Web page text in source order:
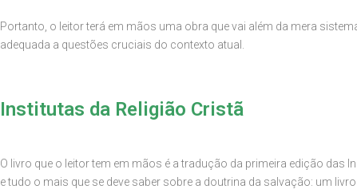
Portanto, o leitor terá em mãos uma obra que vai além da mera
adequada a questões cruciais do contexto atual.
Institutas da Religião Cristã
O livro que o leitor tem em mãos é a tradução da primeira edição das
e tudo o mais que se deve saber sobre a doutrina da salvação: um